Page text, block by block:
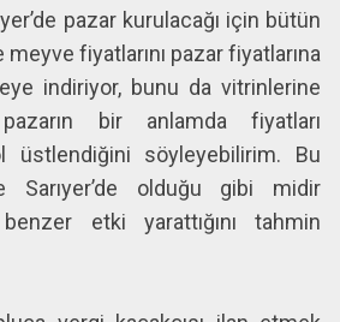
pazar kurulacağı için bütün
fiyatlarını pazar fiyatlarına
indiriyor, bunu da vitrinlerine
bir anlamda fiyatları
üstlendiğini söyleyebilirim. Bu
Sarıyer’de olduğu gibi midir
etki yarattığını tahmin